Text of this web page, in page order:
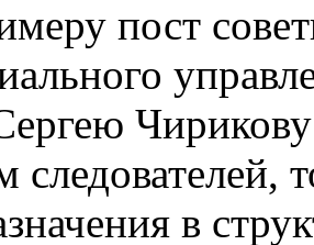
пост
следователей,
в